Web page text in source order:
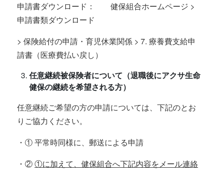
申請書ダウンロード： 健保組合ホームページ >
申請書類ダウンロード
> 保険給付の申請・育児休業関係 > 7. 療養費支給申
請書（医療費払い戻し）
任意継続被保険者について（退職後にアクサ生命
健保の継続を希望される方）
任意継続ご希望の方の申請については、下記のとお
りご協力ください。
・① 平常時同様に、郵送による申請
・②①に加えて、健保組合へ下記内容をメール連絡